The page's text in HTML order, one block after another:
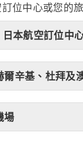
位中心或您的
日本航空訂位中
爾辛基、杜拜及
場